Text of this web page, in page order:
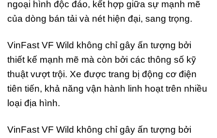
ngoại hình độc đáo, kết hợp giữa sự mạnh mẽ
của dòng bán tải và nét hiện đại, sang trọng.
VinFast VF Wild không chỉ gây ấn tượng bởi
thiết kế mạnh mẽ mà còn bởi các thông số kỹ
thuật vượt trội. Xe được trang bị động cơ điện
tiên tiến, khả năng vận hành linh hoạt trên nhiều
loại địa hình.
VinFast VF Wild không chỉ gây ấn tượng bởi